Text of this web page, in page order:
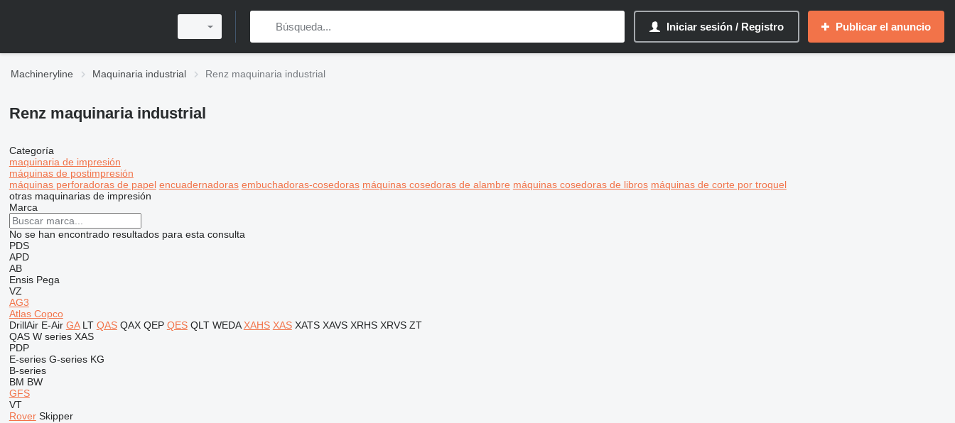
Iniciar sesión / Registro Publicar el anuncio
Machineryline Maquinaria industrial Renz maquinaria industrial
Renz maquinaria industrial
Categoría
maquinaria de impresión
máquinas de postimpresión
máquinas perforadoras de papel encuadernadoras embuchadoras-cosedoras máquinas cosedoras de alambre máquinas cosedoras de libros máquinas de corte por troquel
otras maquinarias de impresión
Marca
No se han encontrado resultados para esta consulta
PDS
APD
AB
Ensis Pega
VZ
AG3
Atlas Copco
DrillAir E-Air GA LT QAS QAX QEP QES QLT WEDA XAHS XAS XATS XAVS XRHS XRVS ZT
QAS W series XAS
PDP
E-series G-series KG
B-series
BM BW
GFS
VT
Rover Skipper